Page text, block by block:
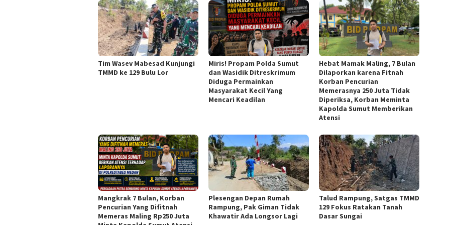
Tim Wasev Mabesad Kunjungi
TMMD ke 129 Bulu Lor
Miris! Propam Polda Sumut
dan Wasidik Ditreskrimum
Diduga Permainkan
Masyarakat Kecil Yang
Mencari Keadilan
Hebat Mamak Maling, 7 Bulan
Dilaporkan karena Fitnah
Korban Pencurian
Memerasnya 250 Juta Tidak
Diperiksa, Korban Meminta
Kapolda Sumut Memberikan
Atensi
Mangkrak 7 Bulan, Korban
Pencurian Yang Difitnah
Memeras Maling Rp250 Juta
Plesengan Depan Rumah
Rampung, Pak Giman Tidak
Khawatir Ada Longsor Lagi
Talud Rampung, Satgas TMMD
129 Fokus Ratakan Tanah
Dasar Sungai